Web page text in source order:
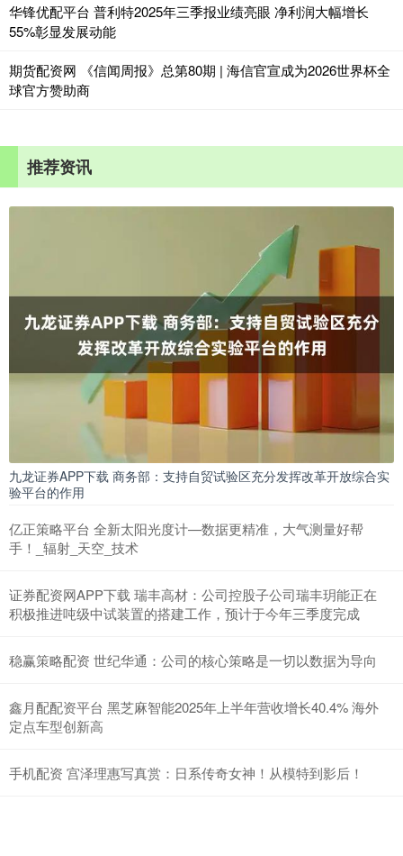
华锋优配平台 普利特2025年三季报业绩亮眼 净利润大幅增长
55%彰显发展动能
期货配资网 《信闻周报》总第80期 | 海信官宣成为2026世界杯全
球官方赞助商
推荐资讯
九龙证券APP下载 商务部：支持自贸试验区充分发挥改革开放综合实
验平台的作用
亿正策略平台 全新太阳光度计—数据更精准，大气测量好帮
手！_辐射_天空_技术
证券配资网APP下载 瑞丰高材：公司控股子公司瑞丰玥能正在
积极推进吨级中试装置的搭建工作，预计于今年三季度完成
稳赢策略配资 世纪华通：公司的核心策略是一切以数据为导向
鑫月配配资平台 黑芝麻智能2025年上半年营收增长40.4% 海外
定点车型创新高
手机配资 宫泽理惠写真赏：日系传奇女神！从模特到影后！